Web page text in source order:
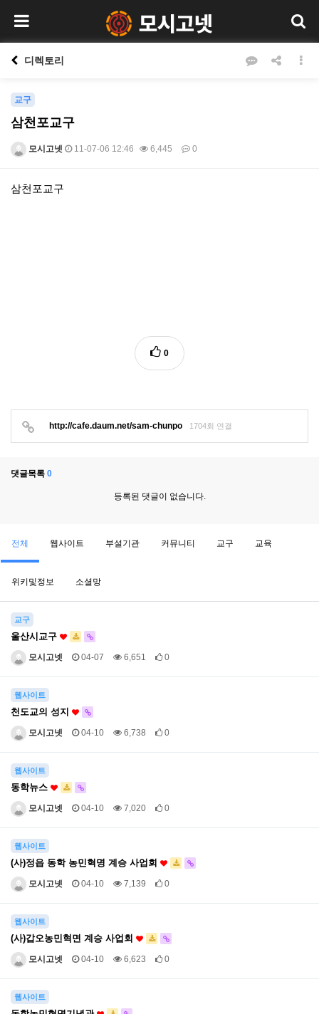
디렉토리
교구
삼천포교구
모시고넷 11-07-06 12:46 6,445 0
본문
삼천포교구
0
http://cafe.daum.net/sam-chunpo 1704회 연결
댓글목록 0
등록된 댓글이 없습니다.
전체 웹사이트 부설기관 커뮤니티 교구 교육
위키및정보 소셜망
교구
울산시교구
모시고넷 04-07 6,651 0
웹사이트
천도교의 성지
모시고넷 04-10 6,738 0
웹사이트
동학뉴스
모시고넷 04-10 7,020 0
웹사이트
(사)정읍 동학 농민혁명 계승 사업회
모시고넷 04-10 7,139 0
웹사이트
(사)갑오농민혁면 계승 사업회
모시고넷 04-10 6,623 0
웹사이트